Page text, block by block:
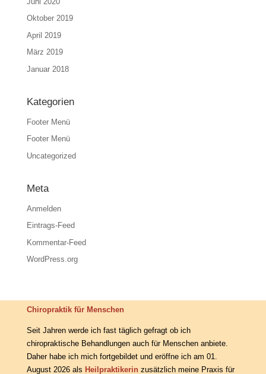
Oktober 2019
April 2019
März 2019
Januar 2018
Kategorien
Footer Menü
Footer Menü
Uncategorized
Meta
Anmelden
Eintrags-Feed
Kommentar-Feed
WordPress.org
Chiropraktik für Menschen
Seit Jahren werde ich fast täglich gefragt ob ich
chiropraktische Behandlungen auch für Menschen anbiete.
Daher habe ich mich fortgebildet und eröffne ich am 01.
August 2026 als Heilpraktikerinzusätzlich meine Praxis für